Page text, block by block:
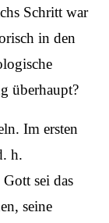
Schritt war
in den
überhaupt?
Im ersten
h.
sei das
seine